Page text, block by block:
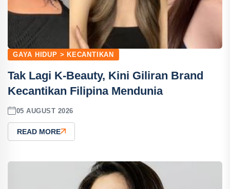
GAYA HIDUP > KECANTIKAN
Tak Lagi K-Beauty, Kini Giliran Brand
Kecantikan Filipina Mendunia
05 AUGUST 2026
READ MORE